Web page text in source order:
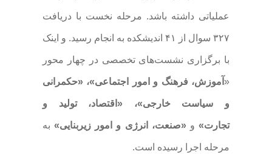
عملیاتی داشته باشد. مرحله نخست با دریافت
۳۲۷ سوال از ۴۱ اندیشکده به انجام رسید. و اینک
با برگزاری نشست‌های تخصصی در چهار محور
« آموزش، فرهنگ و امور اجتماعی»، «حکمرانی
و سیاست خارجی»، «اقتصاد، تولید و
تجارت» و «صنعت، انرژی و امور زیربنایی» به
مرحله اجرا رسیده است.